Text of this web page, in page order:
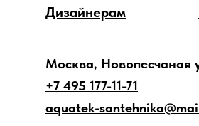
Дизайнерам
Москва, Новопесчаная
+7 495 177-11-71
aquatek-